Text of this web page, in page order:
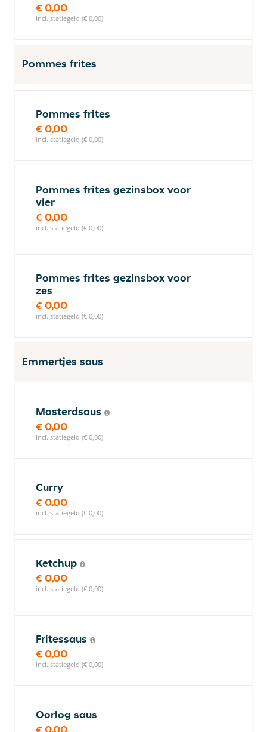
€ 0,00
incl. statiegeld (€ 0,00)
Pommes frites
Pommes frites
€ 0,00
incl. statiegeld (€ 0,00)
Pommes frites gezinsbox voor
vier
€ 0,00
incl. statiegeld (€ 0,00)
Pommes frites gezinsbox voor
zes
€ 0,00
incl. statiegeld (€ 0,00)
Emmertjes saus
Mosterdsaus
€ 0,00
incl. statiegeld (€ 0,00)
Curry
€ 0,00
incl. statiegeld (€ 0,00)
Ketchup
€ 0,00
incl. statiegeld (€ 0,00)
Fritessaus
€ 0,00
incl. statiegeld (€ 0,00)
Oorlog saus